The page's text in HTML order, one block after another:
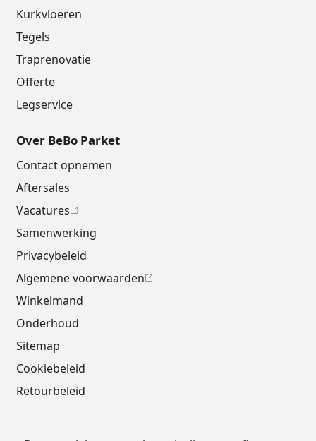
Kurkvloeren
Tegels
Traprenovatie
Offerte
Legservice
Over BeBo Parket
Contact opnemen
Aftersales
Vacatures
Samenwerking
Privacybeleid
Algemene voorwaarden
Winkelmand
Onderhoud
Sitemap
Cookiebeleid
Retourbeleid